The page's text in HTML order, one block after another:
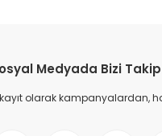
Medyada Bizi Takip
olarak kampanyalardan,